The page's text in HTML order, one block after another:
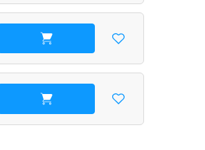
В корзину
В корзину